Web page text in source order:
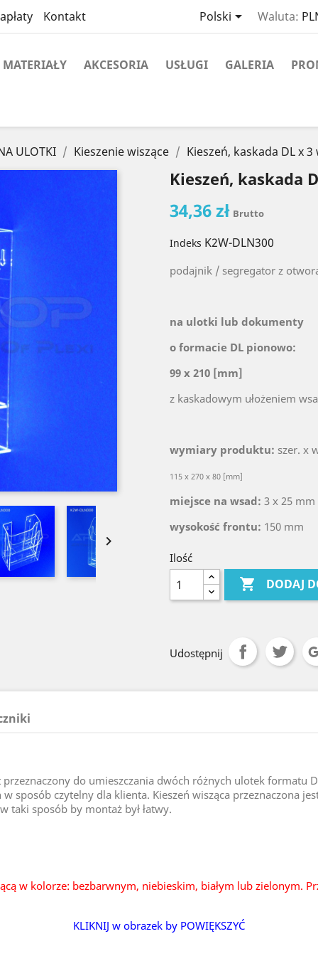
Kontakt Polski Waluta:
MATERIAŁY AKCESORIA USŁUGI GALERIA
ULOTKI Kieszenie wiszące Kieszeń, kaskada DL x 3

Kieszeń, kaskada
34,36 zł Brutto
Indeks K2W-DLN300
podajnik / segregator z
na ulotki lub dokumenty
o formacie DL pionowo:
99 x 210 [mm]
z kaskadowym ułożeniem
wymiary produktu: szer. x
115 x 270 x 80 [mm]
miejsce na wsad: 3 x 25 mm
wysokość frontu: 150 mm
Ilość
 DODAJ
Udostępnij
do umieszczania dwóch różnych ulotek formatu
sposób czytelny dla klienta. Kieszeń wisząca przeznaczona
taki sposób by montaż był łatwy.
w kolorze: bezbarwnym, niebieskim, białym lub zielonym.
KLIKNIJ w obrazek by POWIĘKSZYĆ